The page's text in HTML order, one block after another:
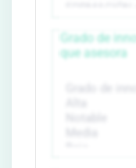
Grado de
que asesora